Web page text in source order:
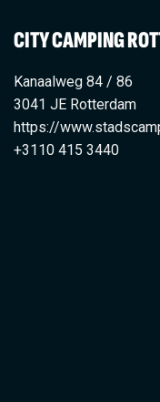
CITY CAMPING
Kanaalweg 84 / 86
3041 JE Rotterdam
https://
+3110 415 3440